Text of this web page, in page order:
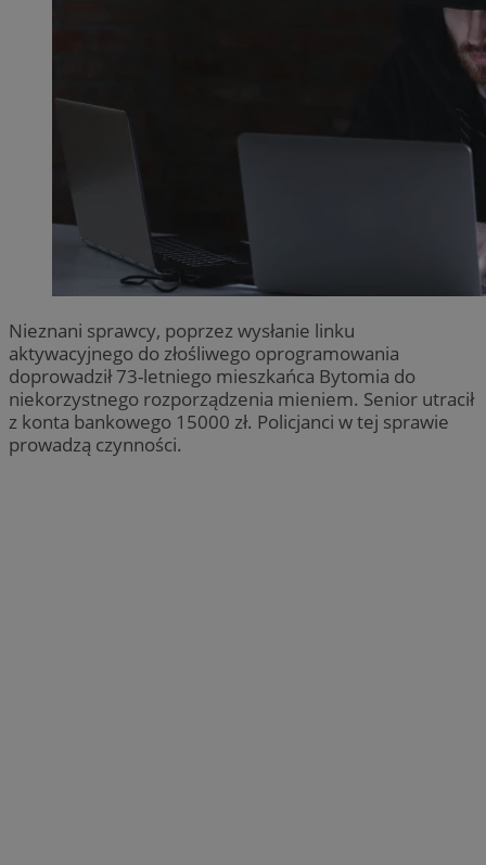
Nieznani sprawcy, poprzez wysłanie linku
aktywacyjnego do złośliwego oprogramowania
doprowadził 73-letniego mieszkańca Bytomia do
niekorzystnego rozporządzenia mieniem. Senior utracił
z konta bankowego 15000 zł. Policjanci w tej sprawie
prowadzą czynności.